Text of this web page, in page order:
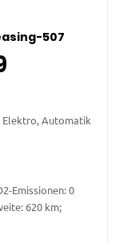
507
Elektro, Automatik
Emissionen: 0
620 km;